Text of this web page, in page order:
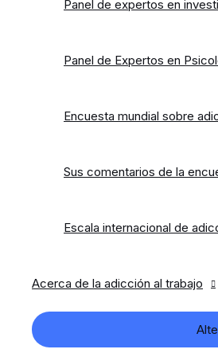
Panel de expertos en
Panel de Expertos en
Encuesta mundial sobre
Sus comentarios de la
Escala internacional de
Acerca de la adicción al trabajo